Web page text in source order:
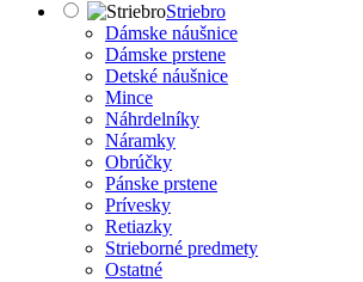
Striebro
Dámske náušnice
Dámske prstene
Detské náušnice
Mince
Náhrdelníky
Náramky
Obrúčky
Pánske prstene
Prívesky
Retiazky
Strieborné predmety
Ostatné